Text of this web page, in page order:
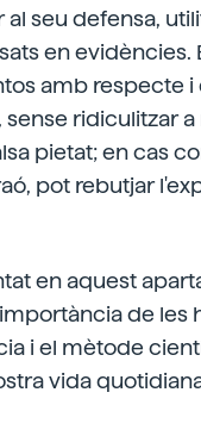
al seu defensa,
en evidències.
amb respecte i
ridiculitzar a
pietat; en cas
pot rebutjar
en aquest
de les
i el mètode
vida